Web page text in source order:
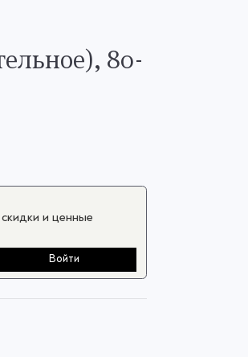
80-
и ценные
Войти